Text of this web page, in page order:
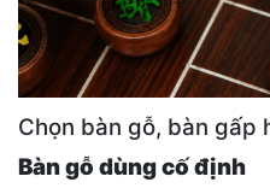
Chọn bàn gỗ, bàn gấp
Bàn gỗ dùng cố định